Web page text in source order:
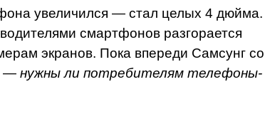
увеличился — стал целых 4 дюйма.
смартфонов разгорается
экранов. Пока впереди Самсунг со
— нужны ли потребителям телефоны-